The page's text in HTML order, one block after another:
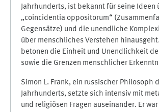
Jahrhunderts, ist bekannt für seine Ideen
„coincidentia oppositorum“
Gegensätze) und die unendliche
über menschliches Verstehen
betonen die Einheit und Unendlichkeit
sowie die Grenzen menschlicher
Simon L. Frank, ein russischer Philosoph
Jahrhunderts, setzte sich intensiv mit
und religiösen Fragen auseinander. Er